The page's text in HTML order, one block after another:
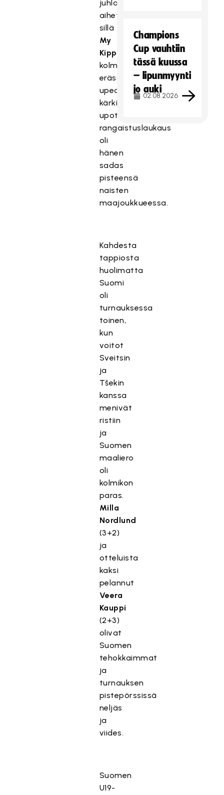
juhlankin
aihetta,
sillä
My
Kippilän
kolmannessa
erässä
upeasti
kärkiveivillä
upottama
rangaistuslaukaus
oli
hänen
sadas
pisteensä
naisten
maajoukkueessa.
Kahdesta
tappiosta
huolimatta
Suomi
oli
turnauksessa
toinen,
kun
voitot
Sveitsin
ja
Tšekin
kanssa
menivät
ristiin
ja
Suomen
maaliero
oli
kolmikon
paras.
Milla
Nordlund
(3+2)
ja
otteluista
kaksi
pelannut
Veera
Kauppi
(2+3)
olivat
Suomen
tehokkaimmat
ja
turnauksen
pistepörssissä
neljäs
ja
viides.
Suomen
U19-
Champions
Cup vauhtiin
tässä kuussa
– lipunmyynti
jo auki
02.08.2026